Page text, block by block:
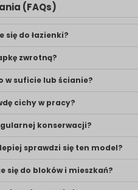
(FAQs)
się do łazienki?
zwrotną?
w suficie lub ścianie?
cichy w pracy?
konserwacji?
sprawdzi się ten model?
się do bloków i mieszkań?